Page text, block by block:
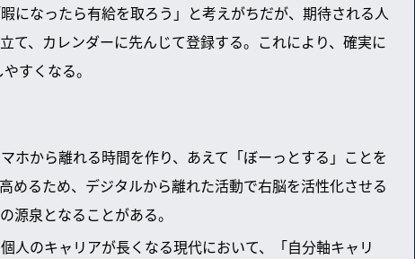
になったら有給を取ろう」と考えがちだが、期待される人
て、カレンダーに先んじて登録する。これにより、確実に
すくなる。
ホから離れる時間を作り、あえて「ぼーっとする」ことを
めるため、デジタルから離れた活動で右脳を活性化させる
源泉となることがある。
人のキャリアが長くなる現代において、「自分軸キャリ